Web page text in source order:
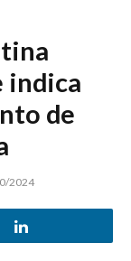
indica
de
2024